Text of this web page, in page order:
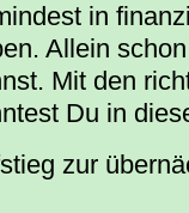
in
Allein
Mit den
Du in
zur